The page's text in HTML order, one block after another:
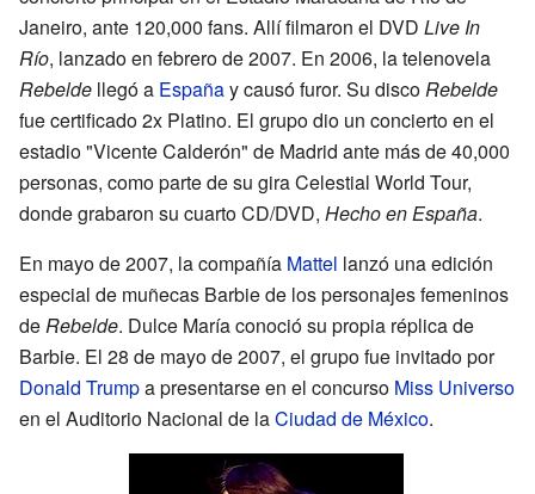
Janeiro, ante 120,000 fans. Allí filmaron el DVD Live In
Río, lanzado en febrero de 2007. En 2006, la telenovela
Rebelde llegó a Españay causó furor. Su discoRebelde
fue certificado 2x Platino. El grupo dio un concierto en el
estadio "Vicente Calderón" de Madrid ante más de 40,000
personas, como parte de su gira Celestial World Tour,
donde grabaron su cuarto CD/DVD, Hecho en España.
En mayo de 2007, la compañía Mattel lanzó una edición
especial de muñecas Barbie de los personajes femeninos
deRebelde. Dulce María conoció su propia réplica de
Barbie. El 28 de mayo de 2007, el grupo fue invitado por
Donald Trumpa presentarse en el concurso Miss Universo
en el Auditorio Nacional de laCiudad de México.